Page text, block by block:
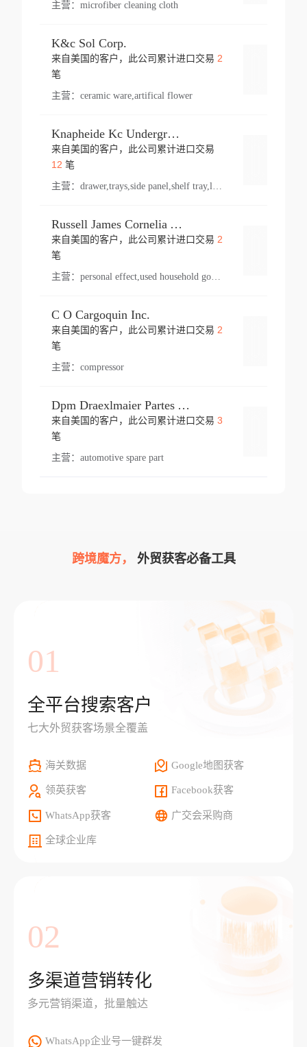
主营： microfiber cleaning cloth
K&c Sol Corp.
来自美国的客户，此公司累计进口交易 2
笔
主营： ceramic ware,artifical flower
Knapheide Kc Underground
来自美国的客户，此公司累计进口交易
12 笔
主营：
Russell James Cornelia Arlington Va
来自美国的客户，此公司累计进口交易 2
笔
主营： personal effect,used household goods
C O Cargoquin Inc.
来自美国的客户，此公司累计进口交易 2
笔
主营： compressor
Dpm Draexlmaier Partes Automotrices Corr Ind Huejotzingo
来自美国的客户，此公司累计进口交易 3
笔
主营： automotive spare part
跨境魔方， 外贸获客必备工具
01
全平台搜索客户
七大外贸获客场景全覆盖
海关数据 Google地图获客
领英获客 Facebook获客
WhatsApp获客 广交会采购商
全球企业库
02
多渠道营销转化
多元营销渠道，批量触达
WhatsApp企业号一键群发